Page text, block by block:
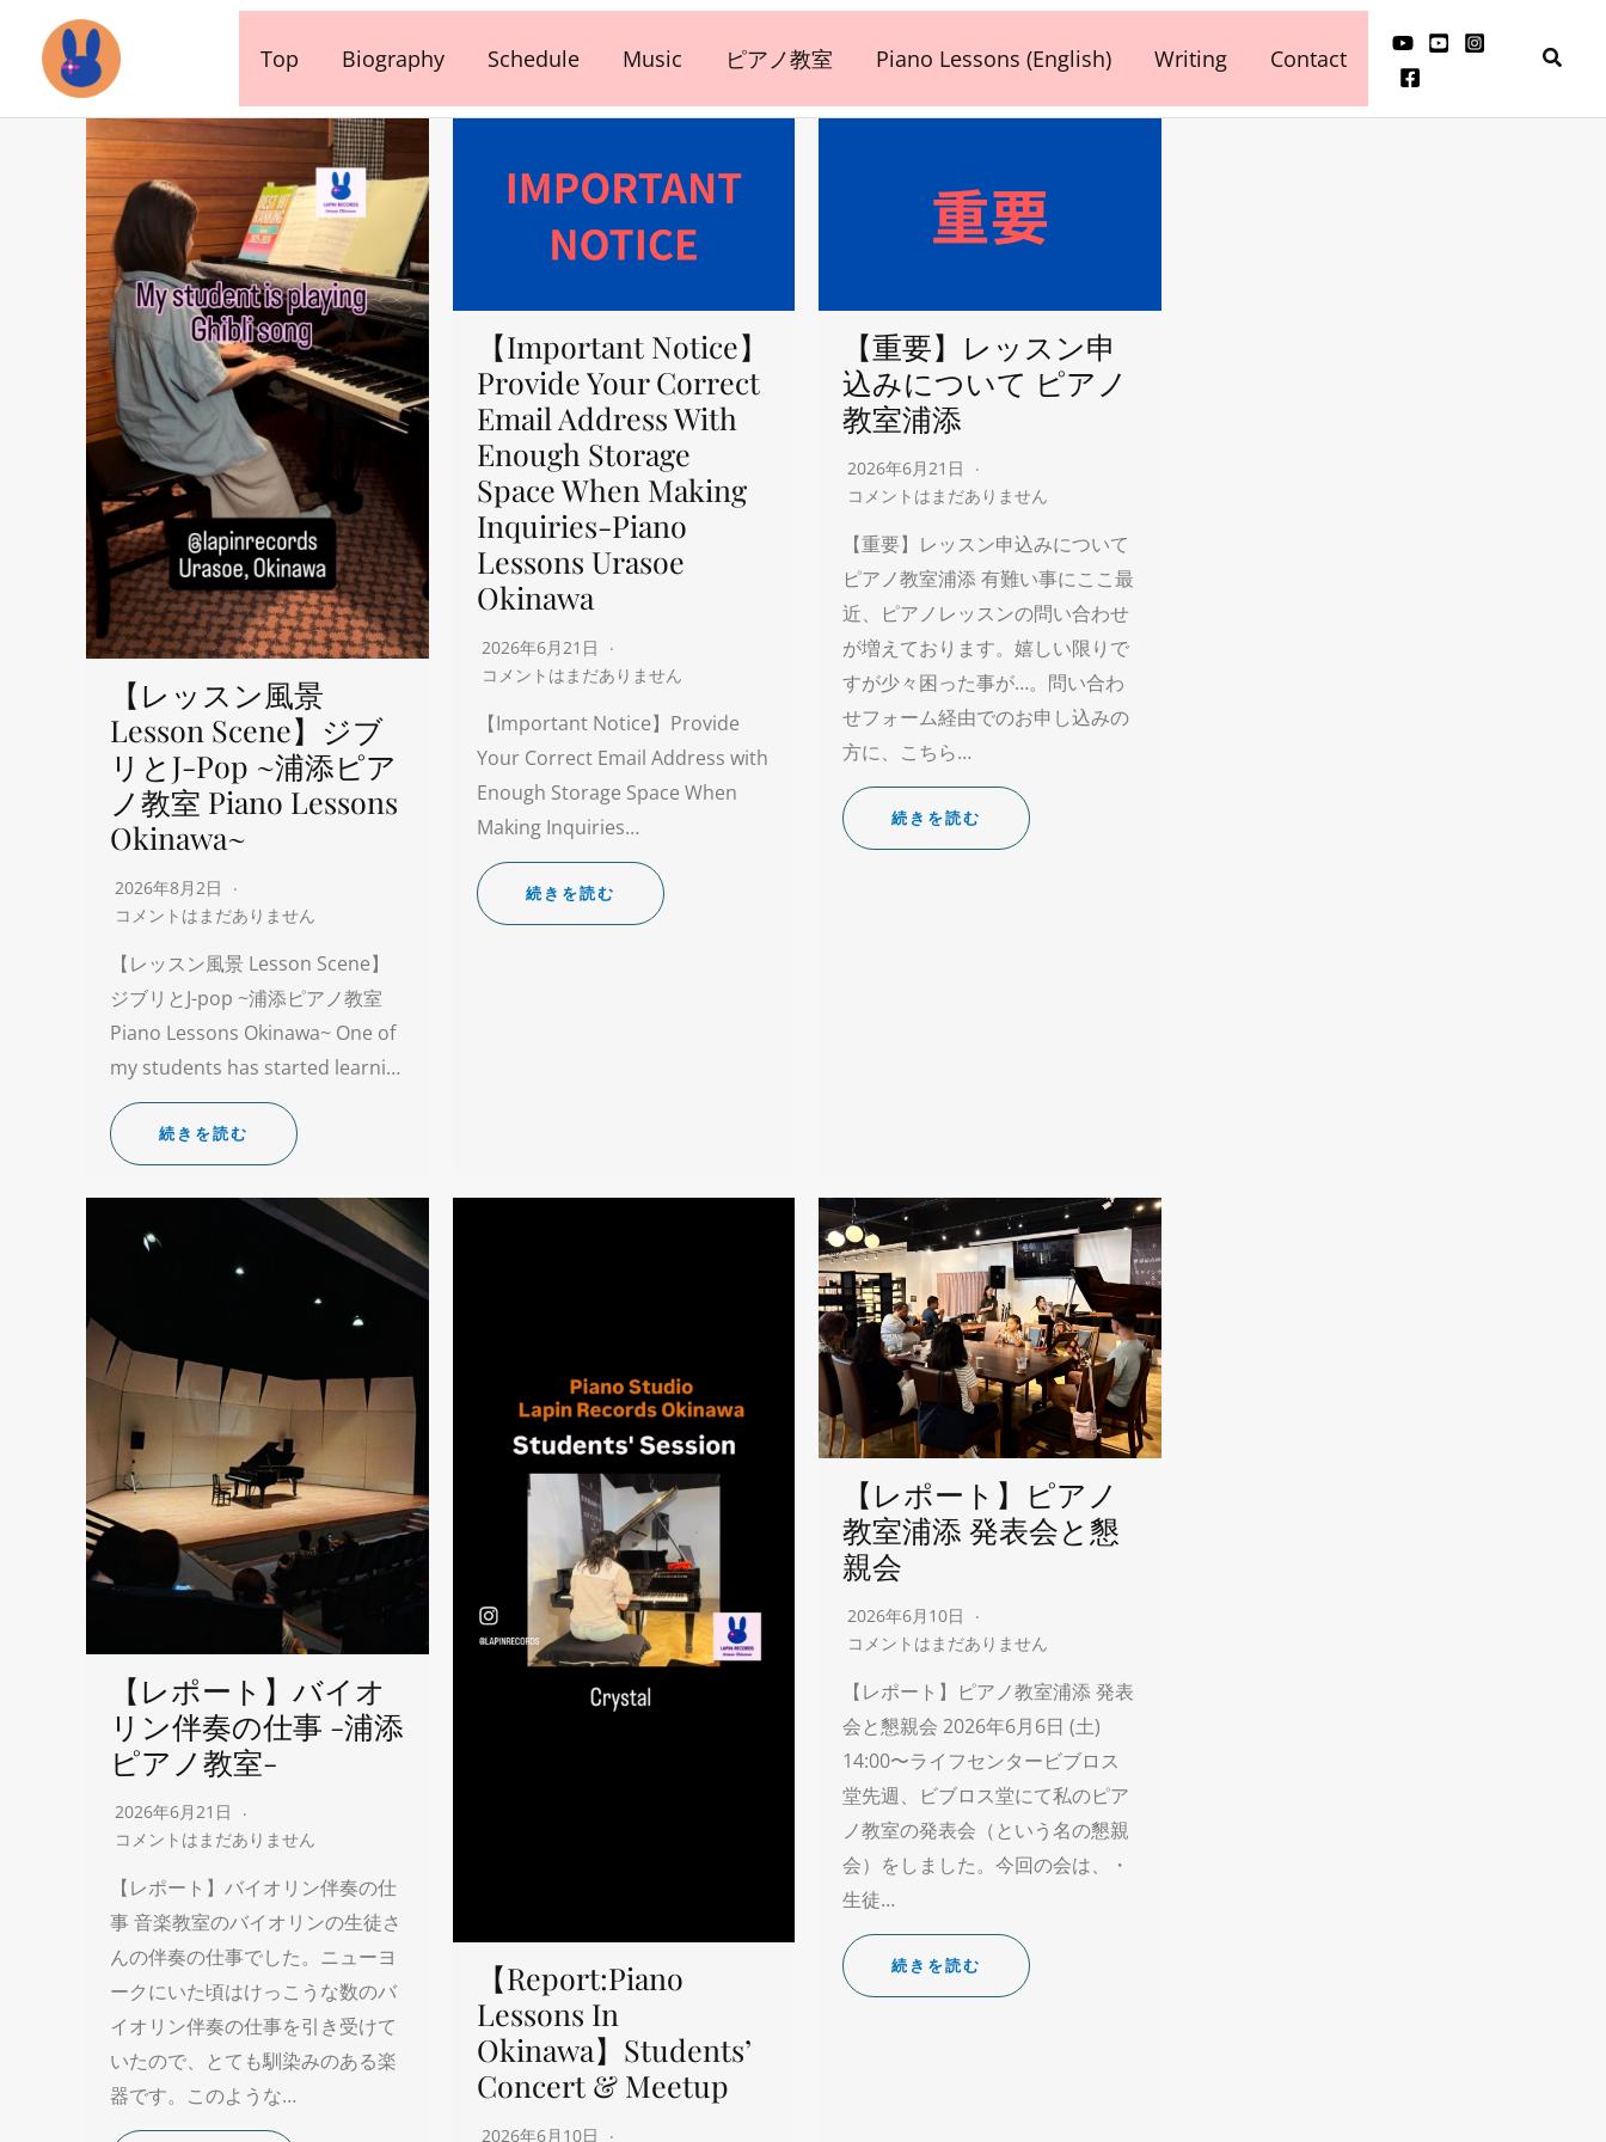
ス
Top Biography Schedule Music ピアノ教室 Piano Lessons (English) Writing Contact
検
【レッスン風景
Lesson Scene】ジブ
リとJ-Pop ~浦添ピア
ノ教室 Piano Lessons
Okinawa~
2026年8月2日
コメントはまだありません
【レッスン風景 Lesson Scene】
ジブリとJ-pop ~浦添ピアノ教室
Piano Lessons Okinawa~ One of
my students has started learni…
続きを読む
【Important Notice】
Provide Your Correct
Email Address With
Enough Storage
Space When Making
Inquiries-Piano
Lessons Urasoe
Okinawa
2026年6月21日
コメントはまだありません
【Important Notice】Provide
Your Correct Email Address with
Enough Storage Space When
Making Inquiries…
続きを読む
【重要】レッスン申
込みについて ピアノ
教室浦添
2026年6月21日
コメントはまだありません
【重要】レッスン申込みについて
ピアノ教室浦添 有難い事にここ最
近、ピアノレッスンの問い合わせ
が増えております。嬉しい限りで
すが少々困った事が…。問い合わ
せフォーム経由でのお申し込みの
方に、こちら…
続きを読む
【レポート】バイオ
リン伴奏の仕事 -浦添
ピアノ教室-
2026年6月21日
コメントはまだありません
【レポート】バイオリン伴奏の仕
事 音楽教室のバイオリンの生徒さ
んの伴奏の仕事でした。ニューヨ
ークにいた頃はけっこうな数のバ
イオリン伴奏の仕事を引き受けて
いたので、とても馴染みのある楽
器です。このような…
【Report:Piano
Lessons In
Okinawa】Students’
Concert & Meetup
2026年6月10日
【レポート】ピアノ
教室浦添 発表会と懇
親会
2026年6月10日
コメントはまだありません
【レポート】ピアノ教室浦添 発表
会と懇親会 2026年6月6日 (土)
14:00〜ライフセンタービブロス
堂先週、ビブロス堂にて私のピア
ノ教室の発表会（という名の懇親
会）をしました。今回の会は、・
生徒…
続きを読む